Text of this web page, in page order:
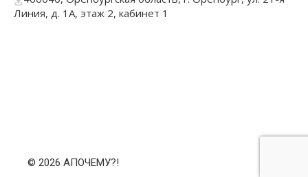
Линия, д. 1А, этаж 2, кабинет 1
© 2026 АПОЧЕМУ?!